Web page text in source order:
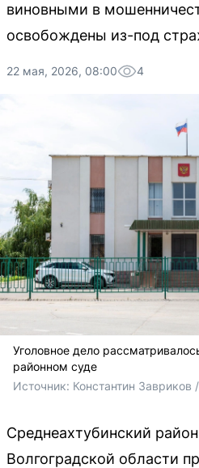
виновными в
освобождены из-под
22 мая, 2026, 08:00 4
Уголовное дело
районном суде
Источник: Константин Завриков /
Среднеахтубинский
Волгоградской области